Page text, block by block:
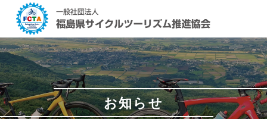
お知らせ